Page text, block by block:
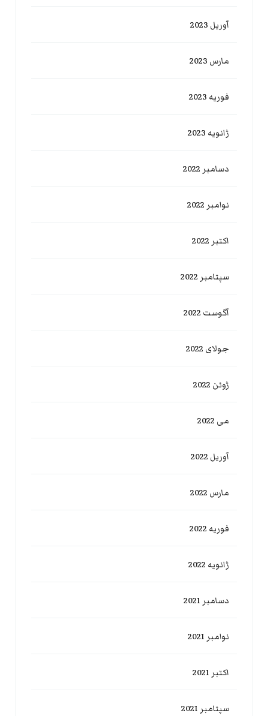
آوریل 2023
مارس 2023
فوریه 2023
ژانویه 2023
دسامبر 2022
نوامبر 2022
اکتبر 2022
سپتامبر 2022
آگوست 2022
جولای 2022
ژوئن 2022
می 2022
آوریل 2022
مارس 2022
فوریه 2022
ژانویه 2022
دسامبر 2021
نوامبر 2021
اکتبر 2021
سپتامبر 2021